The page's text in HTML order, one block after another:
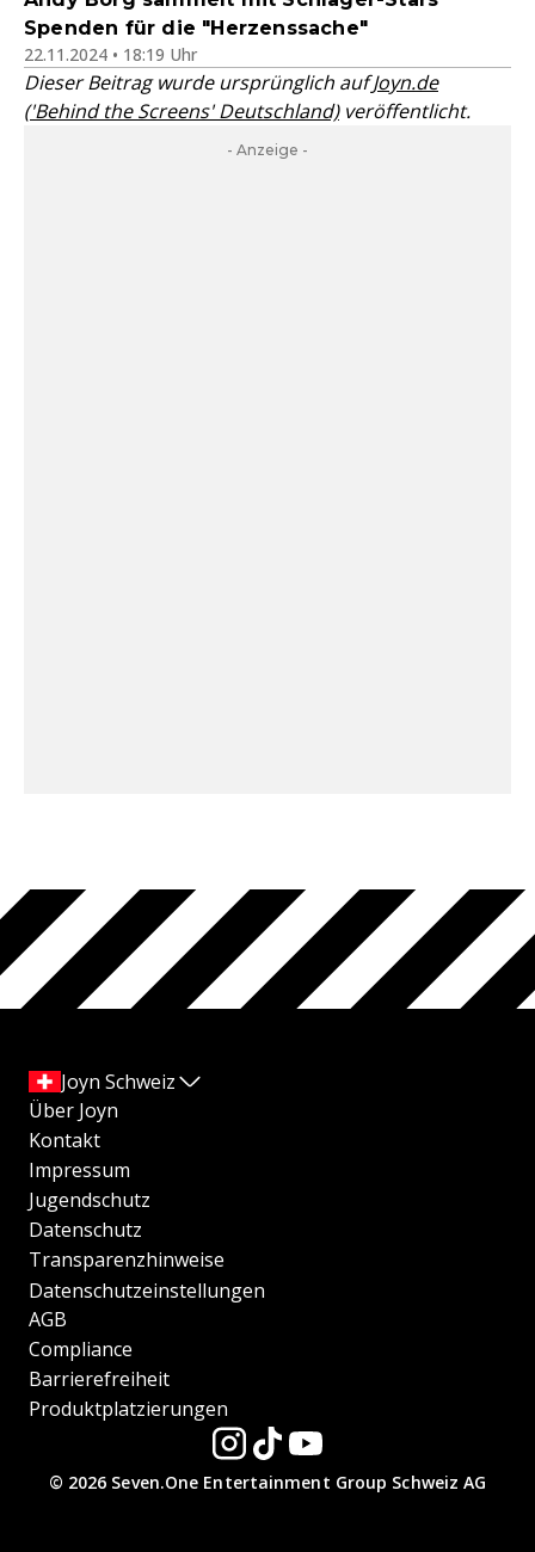
Spenden für die "Herzenssache"
22.11.2024 • 18:19 Uhr
Dieser Beitrag wurde ursprünglich aufJoyn.de
('Behind the Screens' Deutschland)veröffentlicht.
- Anzeige -
Joyn Schweiz
Über Joyn
Kontakt
Impressum
Jugendschutz
Datenschutz
Transparenzhinweise
Datenschutzeinstellungen
AGB
Compliance
Barrierefreiheit
Produktplatzierungen
© 2026 Seven.One Entertainment Group Schweiz AG